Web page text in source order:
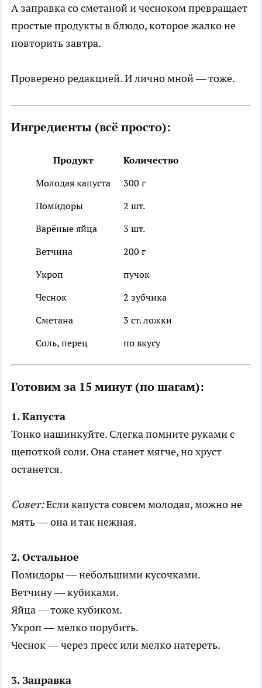
А заправка со сметаной и чесноком превращает
простые продукты в блюдо, которое жалко не
повторить завтра.
Проверено редакцией. И лично мной — тоже.
Ингредиенты (всё просто):
Продукт
Количество
Молодая капуста
300 г
Помидоры
2 шт.
Варёные яйца
3 шт.
Ветчина
200 г
Укроп
пучок
Чеснок
2 зубчика
Сметана
3 ст. ложки
Соль, перец
по вкусу
Готовим за 15 минут (по шагам):
1. Капуста
Тонко нашинкуйте. Слегка помните руками с
щепоткой соли. Она станет мягче, но хруст
останется.
Совет:Если капуста совсем молодая, можно не
мять — она и так нежная.
2. Остальное
Помидоры — небольшими кусочками.
Ветчину — кубиками.
Яйца — тоже кубиком.
Укроп — мелко порубить.
Чеснок — через пресс или мелко натереть.
3. Заправка